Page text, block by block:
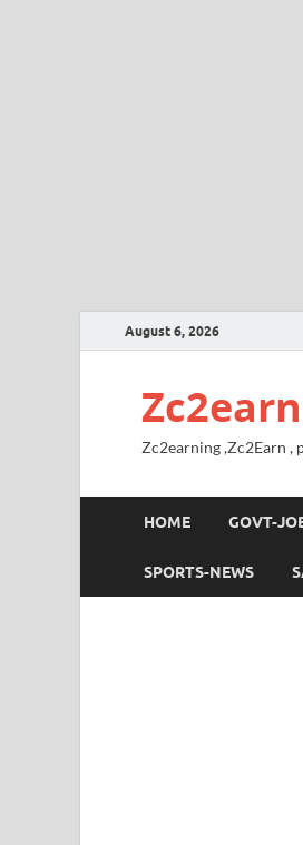
August 6, 2026
Zc2earning ,Zc2Earn ,
HOME GOVT-
SPORTS-NEWS